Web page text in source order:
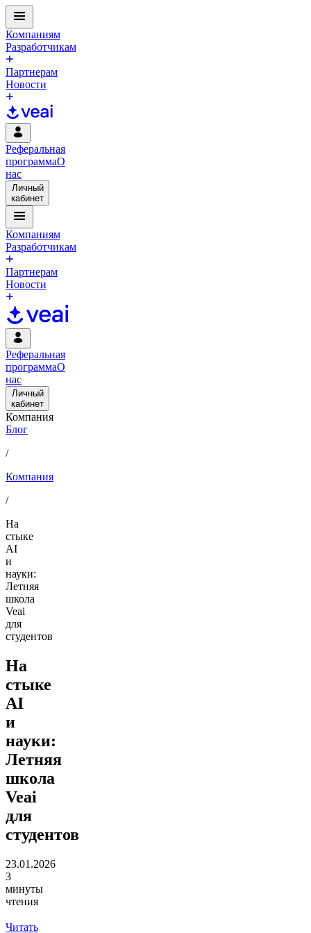
Компаниям
Разработчикам
Партнерам
Новости
Реферальная
программаО
нас
Личный
кабинет
Компаниям
Разработчикам
Партнерам
Новости
Реферальная
программаО
нас
Личный
кабинет
Компания
Блог
/
Компания
/
На
стыке
AI
и
науки:
Летняя
школа
Veai
для
студентов
На
стыке
AI
и
науки:
Летняя
школа
Veai
для
студентов
23.01.2026
3
минуты
чтения
Читать